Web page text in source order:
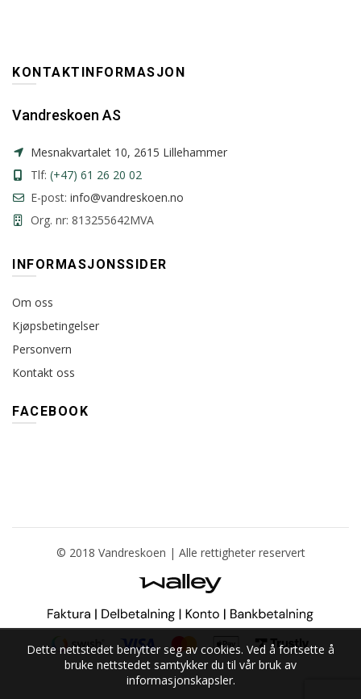
KONTAKTINFORMASJON
Vandreskoen AS
Mesnakvartalet 10, 2615 Lillehammer
Tlf: (+47) 61 26 20 02
E-post: info@vandreskoen.no
Org. nr: 813255642MVA
INFORMASJONSSIDER
Om oss
Kjøpsbetingelser
Personvern
Kontakt oss
FACEBOOK
© 2018 Vandreskoen | Alle rettigheter reservert
Dette nettstedet benytter seg av cookies. Ved å fortsette å
bruke nettstedet samtykker du til vår bruk av
informasjonskapsler.